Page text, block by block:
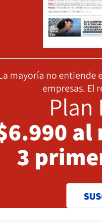
mayoría no entiende
empresas. El
Plan
al
3